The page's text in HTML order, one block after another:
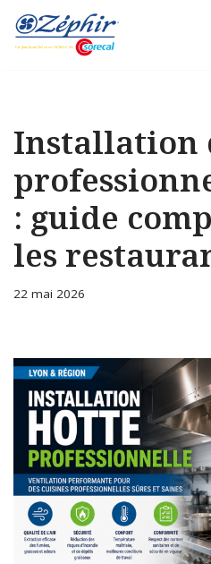
Aller
Installation
: guide
les
22 mai 2026